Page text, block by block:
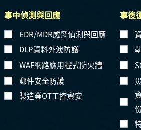
事中偵測與回應
EDR/MDR威脅偵測與回應
DLP資料外洩防護
WAF網路應用程式防火牆
郵件安全防護
製造業OT工控資安
事後